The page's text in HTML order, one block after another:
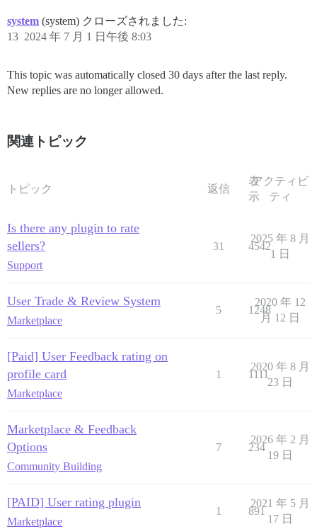
system (system) クローズされました:
2024 年 7 月 1 日午後 8:03
13
This topic was automatically closed 30 days after the last reply.
New replies are no longer allowed.
関連トピック
トピック 返信
表
示
アクティビ
ティ
Is there any plugin to rate
sellers?
Support
31 4542
2025 年 8 月
1 日
User Trade & Review System
Marketplace
5 1248
2020 年 12
月 12 日
[Paid] User Feedback rating on
profile card
Marketplace
1 1111
2020 年 8 月
23 日
Marketplace & Feedback
Options
Community Building
7 234
2026 年 2 月
19 日
[PAID] User rating plugin
Marketplace
1 891
2021 年 5 月
17 日